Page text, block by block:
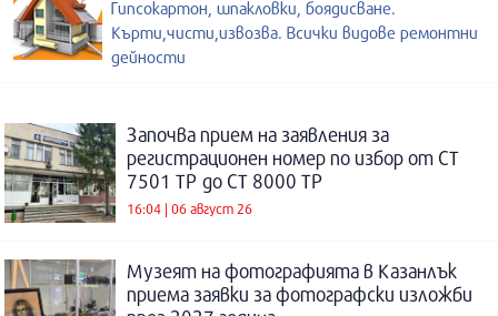
Гипсокартон, шпакловки, боядисване.
Кърти,чисти,извозва. Всички видове ремонтни
дейности
Започва прием на заявления за
регистрационен номер по избор от СТ
7501 ТР до СТ 8000 ТР
16:04 | 06 август 26
Музеят на фотографията в Казанлък
приема заявки за фотографски изложби